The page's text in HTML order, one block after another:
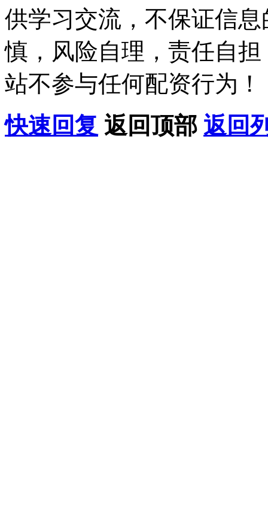
供学习交流，不保证信
慎，风险自理，责任自
站不参与任何配资行为！
快速回复 返回顶部 返回